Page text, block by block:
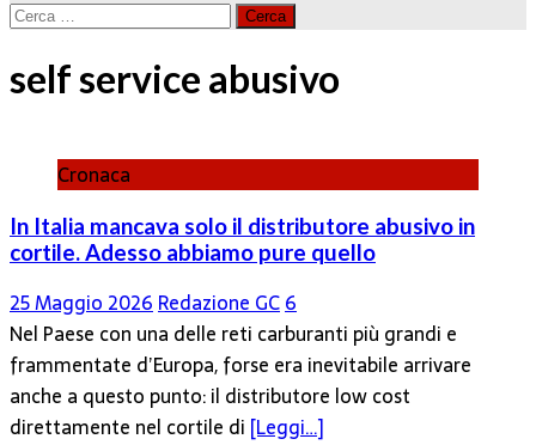
Ricerca
self service abusivo
Cronaca
In Italia mancava solo il distributore abusivo in
cortile. Adesso abbiamo pure quello
25 Maggio 2026Redazione GC6
Nel Paese con una delle reti carburanti più grandi e
frammentate d’Europa, forse era inevitabile arrivare
anche a questo punto: il distributore low cost
direttamente nel cortile di [Leggi…]